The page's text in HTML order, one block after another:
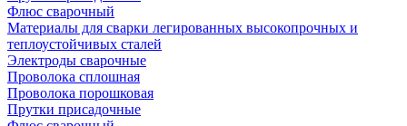
Флюс сварочный
Материалы для сварки легированных высокопрочных и
теплоустойчивых сталей
Электроды сварочные
Проволока сплошная
Проволока порошковая
Прутки присадочные